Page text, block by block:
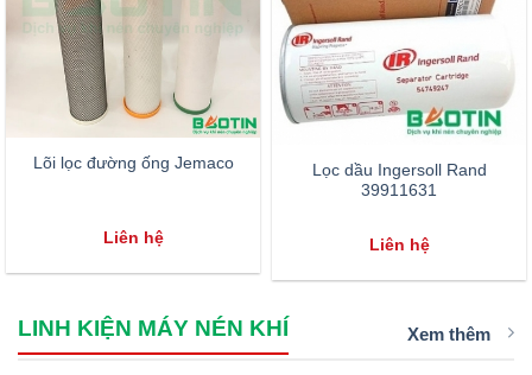
Lõi lọc đường ống Jemaco
Liên hệ
Lọc dầu Ingersoll Rand
39911631
Liên hệ
LINH KIỆN MÁY NÉN KHÍ Xem thêm